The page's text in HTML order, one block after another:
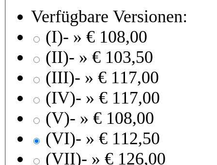
Verfügbare Versionen:
(I)- » € 108,00
(II)- » € 103,50
(III)- » € 117,00
(IV)- » € 117,00
(V)- » € 108,00
(VI)- » € 112,50
(VII)- » € 126,00